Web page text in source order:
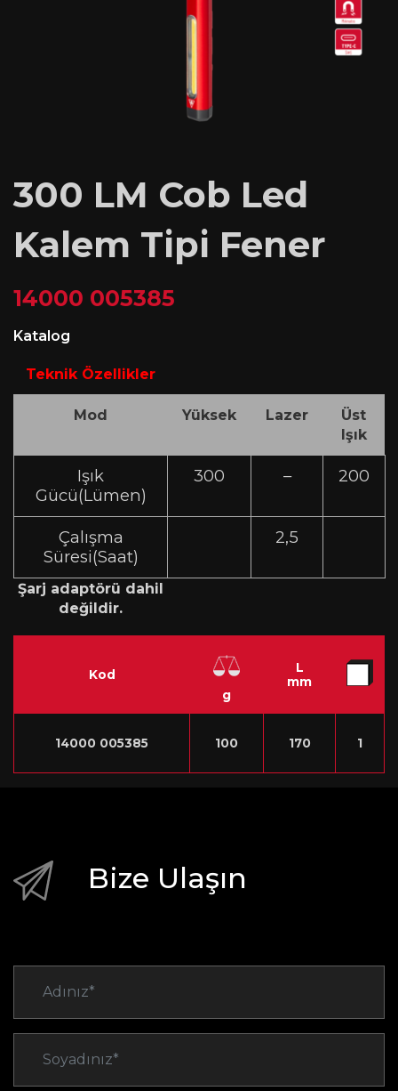
300 LM Cob Led
Kalem Tipi Fener
14000 005385
Katalog
Teknik Özellikler
Mod Yüksek Lazer
Üst
Işık
Işık
Gücü(Lümen)
300 – 200
Çalışma
Süresi(Saat)
2,5
Şarj adaptörü dahil
değildir.
Kod
g
L
mm
14000 005385 100 170 1
Bize Ulaşın